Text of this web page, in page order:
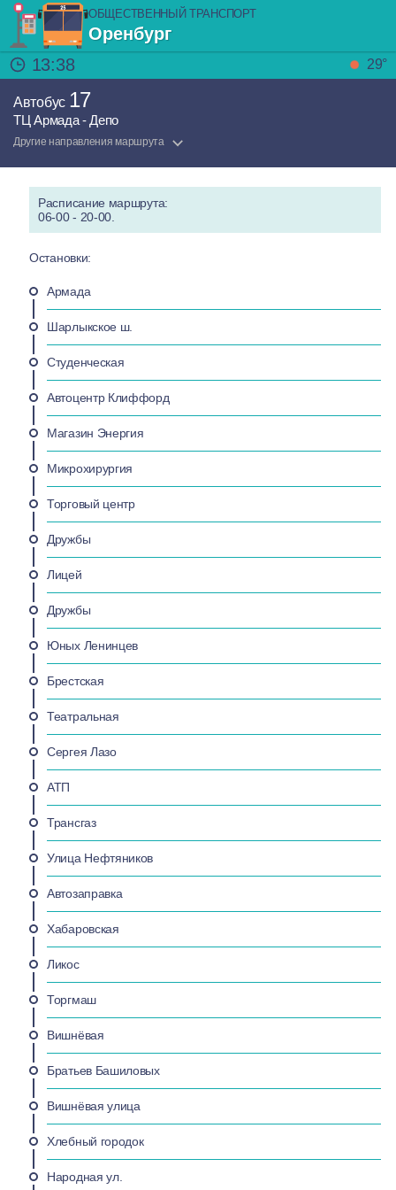
ОБЩЕСТВЕННЫЙ ТРАНСПОРТ
Оренбург
13:38
29°
Автобус 17
ТЦ Армада - Депо
Другие направления маршрута
Расписание маршрута:
06-00 - 20-00.
Остановки:
Армада
Шарлыкское ш.
Студенческая
Автоцентр Клиффорд
Магазин Энергия
Микрохирургия
Торговый центр
Дружбы
Лицей
Дружбы
Юных Ленинцев
Брестская
Театральная
Сергея Лазо
АТП
Трансгаз
Улица Нефтяников
Автозаправка
Хабаровская
Ликос
Торгмаш
Вишнёвая
Братьев Башиловых
Вишнёвая улица
Хлебный городок
Народная ул.